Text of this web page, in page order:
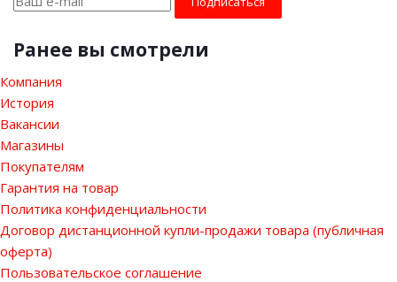
Ранее вы смотрели
Компания
История
Вакансии
Магазины
Покупателям
Гарантия на товар
Политика конфиденциальности
Договор дистанционной купли-продажи товара (публичная
оферта)
Пользовательское соглашение